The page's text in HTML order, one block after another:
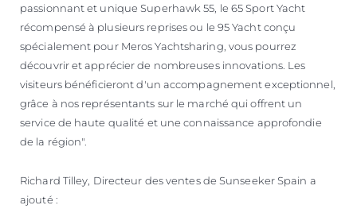
passionnant et unique Superhawk 55, le 65 Sport Yacht
récompensé à plusieurs reprises ou le 95 Yacht conçu
spécialement pour Meros Yachtsharing, vous pourrez
découvrir et apprécier de nombreuses innovations. Les
visiteurs bénéficieront d'un accompagnement exceptionnel,
grâce à nos représentants sur le marché qui offrent un
service de haute qualité et une connaissance approfondie
de la région".
Richard Tilley, Directeur des ventes de Sunseeker Spain a
ajouté :